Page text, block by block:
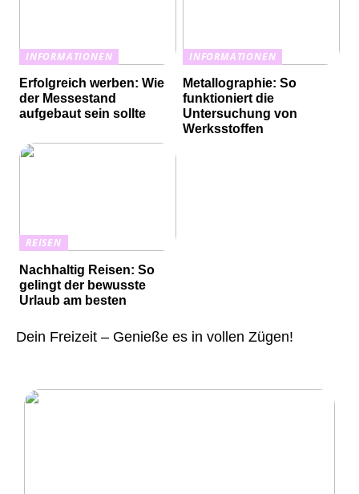
INFORMATIONEN
Erfolgreich werben: Wie
der Messestand
aufgebaut sein sollte
INFORMATIONEN
Metallographie: So
funktioniert die
Untersuchung von
Werksstoffen
REISEN
Nachhaltig Reisen: So
gelingt der bewusste
Urlaub am besten
Dein Freizeit – Genieße es in vollen Zügen!